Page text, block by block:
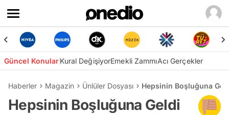
Güncel KonularKural DeğişiyorEmekli ZammıAcı Gerçekler
Haberler Magazin Ünlüler Dosyası Hepsinin Boşluğuna
Hepsinin Boşluğuna Geldi